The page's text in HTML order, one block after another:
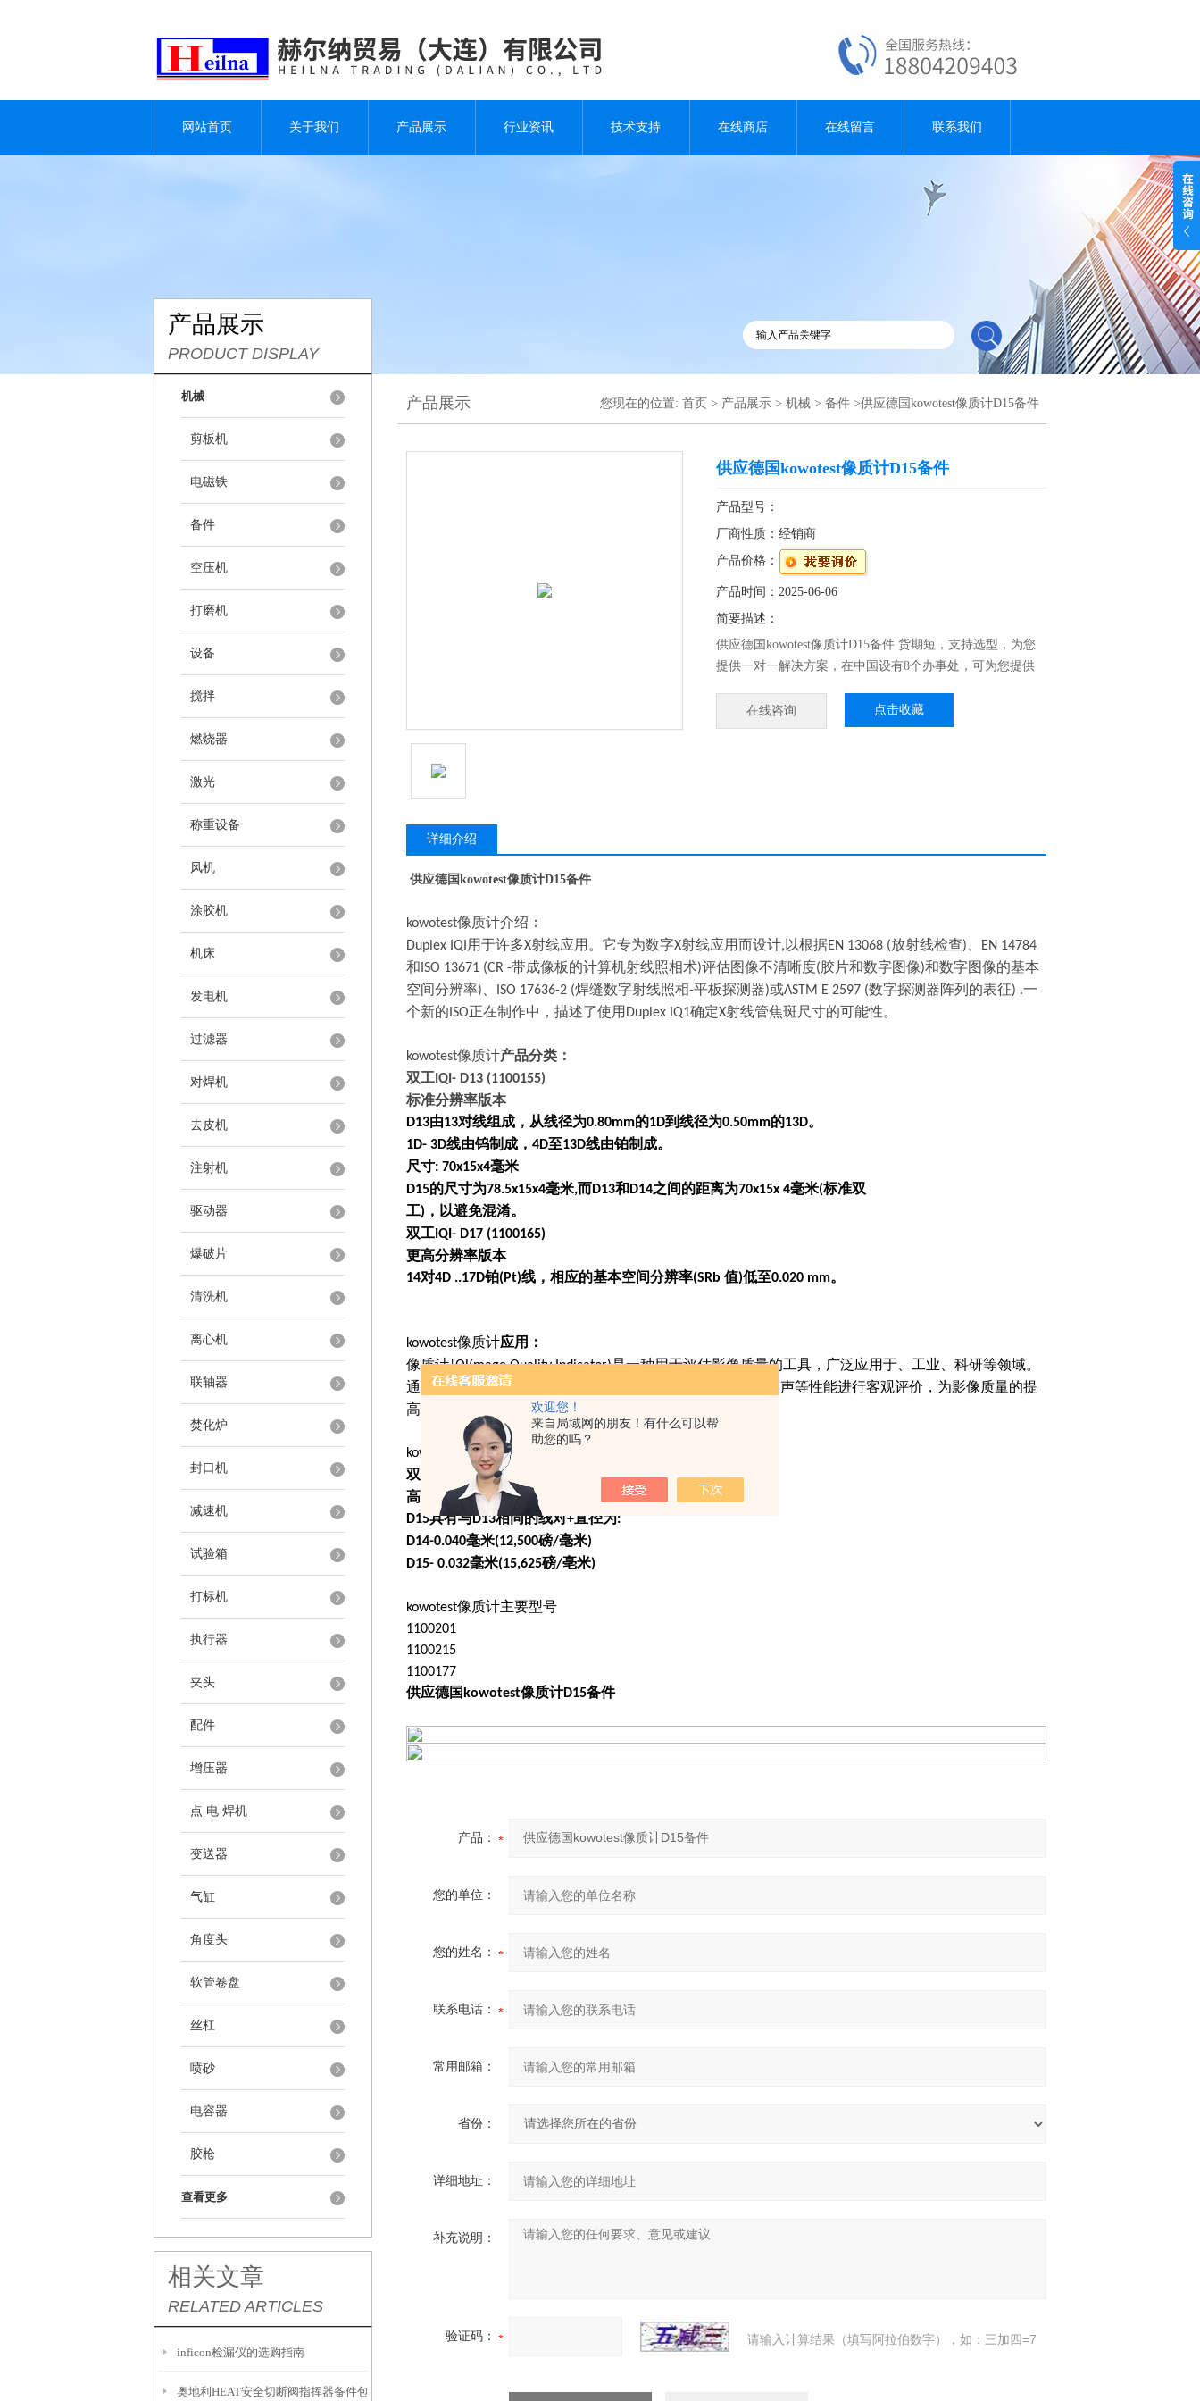
欢迎您！
来自局域网的朋友！有什么可以帮
助您的吗？
网站首页 关于我们 产品展示 行业资讯 技术支持 在线商店 在线留言 联系我们
产品展示
PRODUCT DISPLAY
机械
剪板机
电磁铁
备件
空压机
打磨机
设备
搅拌
燃烧器
激光
称重设备
风机
涂胶机
机床
发电机
过滤器
对焊机
去皮机
注射机
驱动器
爆破片
清洗机
离心机
联轴器
焚化炉
封口机
减速机
试验箱
打标机
执行器
夹头
配件
增压器
点 电 焊机
变送器
气缸
角度头
软管卷盘
丝杠
喷砂
电容器
胶枪
查看更多
相关文章
RELATED ARTICLES
inficon检漏仪的选购指南
奥地利HEAT安全切断阀指挥器备件包G612-G190144介绍
产品展示 您现在的位置: 首页 > 产品展示 > 机械 > 备件 >供应德国kowotest像质计D15备件
供应德国kowotest像质计D15备件
产品型号：
厂商性质：经销商
产品价格：
产品时间：2025-06-06
简要描述：
供应德国kowotest像质计D15备件 货期短，支持选型，为您
提供一对一解决方案，在中国设有8个办事处，可为您提供
在线咨询
点击收藏
详细介绍
供应德国kowotest像质计D15备件
kowotest像质计介绍：
Duplex IQI 用于许多X射线应用。它专为数字X射线应用而设计, 以根据EN 13068 (放射线检查) EN 14784
和 ISO 13671 (CR -带成像板的计算机射线照相术)评估图像不清晰度(胶片和数字图像)和数字图像的基本
空间分辨率) ISO 17636-2 (焊缝数字射线照相-平板探测器)或ASTM E 2597 (数字探测器阵列的表征) .一
个新的 ISO正在制作中，描述了使用 Duplex IQ1确定X射线管焦斑尺寸的可能性。
kowotest像质计产品分类：
双工 IQI- D13 (1100155)
标准分辨率版本
D13由13对线组成，从线径为0.80mm的1D到线径为0.50mm的13D。
1D- 3D线由钨制成， 4D至13D线由铂制成。
尺寸: 70x15x4毫米
D15的尺寸为78.5x15x4毫米,而D13和 D14之间的距离为70x15x 4毫米(标准双
工) ，以避免混淆。
双工 IQI- D17 (1100165)
更高分辨率版本
14对4D ..17D铂(Pt)线，相应的基本空间分辨率(SRb 值)低至0.020 mm。
kowotest像质计应用：
像质计|Ql(mage Quality Indicator)是一种用于评估影像质量的工具，广泛应用于、工业、科研等领域。
通过像质计IQI，人们可以对影像系统的分辨率、对比度、噪声等性能进行客观评价，为影像质量的提
高提供有力支持。
kowotest 像质计D15
双工
IQI- D15 (1100160)
高分辨率版本
D15具有与D13相同的线对+直径为:
D14-0.040毫米(12,500磅/毫米)
D15- 0.032毫米(15,625磅/亳米)
kowotest像质计主要型号
1100201
1100215
1100177
供应德国kowotest像质计D15备件
产品：
您的单位：
您的姓名：
联系电话：
常用邮箱：
省份：
详细地址：
补充说明：
验证码： 请输入计算结果（填写阿拉伯数字），如：三加四=7